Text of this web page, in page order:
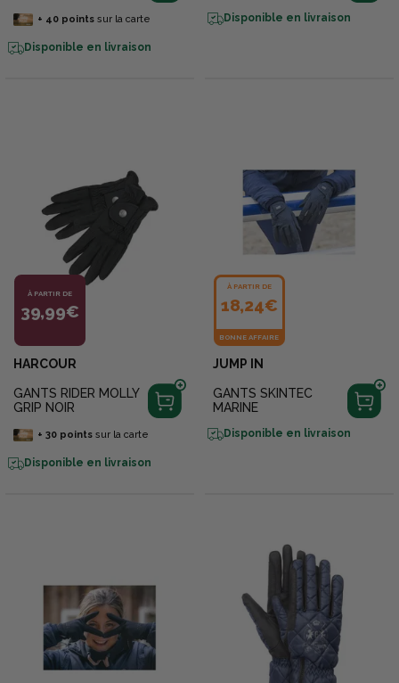
+ 40pointssur la carte
Disponible en livraison
Disponible en livraison
À PARTIR DE
39,99€
HARCOUR
GANTS RIDER MOLLY
GRIP NOIR
+ 30pointssur la carte
Disponible en livraison
À PARTIR DE
18,24€
BONNE AFFAIRE
JUMP IN
GANTS SKINTEC
MARINE
Disponible en livraison